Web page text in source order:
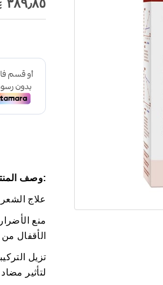
٣٨٩٫٨٥
:وصف
علاج
منع
الأقفال
تزيل
لتأثير